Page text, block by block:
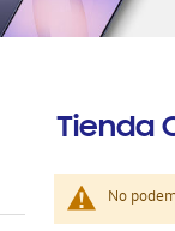
Tienda
No